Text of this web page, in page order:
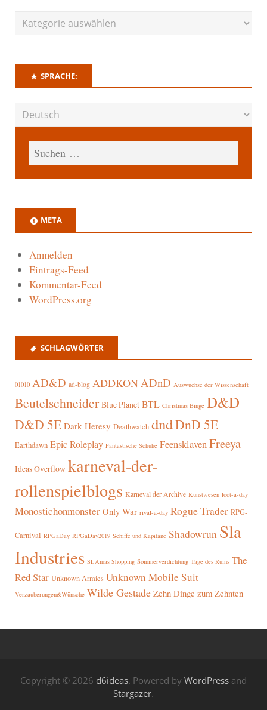
SPRACHE:
META
Anmelden
Eintrags-Feed
Kommentar-Feed
WordPress.org
SCHLAGWÖRTER
01010 AD&D ad-blog ADDKONADnD Auswüchse der Wissenschaft
Beutelschneider Blue Planet BTL Christmas Binge D&D
D&D 5E Dark Heresy Deathwatch dndDnD 5E
Earthdawn Epic Roleplay Fantastische Schuhe FeensklavenFreeya
Ideas Overflow karneval-der-
rollenspielblogs Karneval der Archive Kunstwesen loot-a-day
Monostichonmonster Only War rival-a-day Rogue Trader RPG-
Carnival RPGaDay RPGaDay2019 Schiffe und Kapitäne Shadowrun Sla
Industries SLAmas Shopping Sommerverdichtung Tage des Ruins The
Red Star Unknown Armies Unknown Mobile Suit
Verzauberungen&Wünsche Wilde Gestade Zehn Dinge zum Zehnten
Copyright © 2026 d6ideas. Powered by WordPress and
Stargazer.